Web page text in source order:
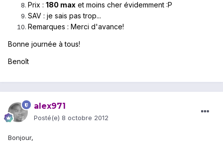
Prix : 180 max et moins cher évidemment :P
SAV : je sais pas trop...
Remarques : Merci d'avance!
​Bonne journée à tous!
Benoît
alex971
Posté(e) 8 octobre 2012
Bonjour,